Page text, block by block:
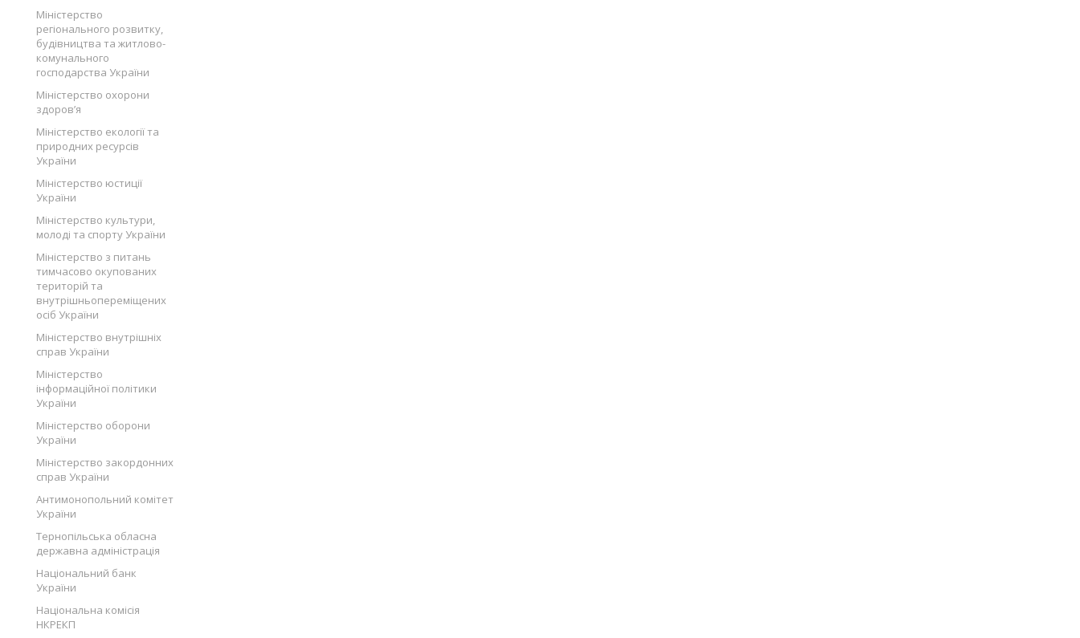
Міністерство
регіонального розвитку,
будівництва та житлово-
комунального
господарства України
Міністерство охорони
здоров’я
Міністерство екології та
природних ресурсів
України
Міністерство юстиції
України
Міністерство культури,
молоді та спорту України
Міністерство з питань
тимчасово окупованих
територій та
внутрішньопереміщених
осіб України
Міністерство внутрішніх
справ України
Міністерство
інформаційної політики
України
Міністерство оборони
України
Міністерство закордонних
справ України
Антимонопольний комітет
України
Тернопільська обласна
державна адміністрація
Національний банк
України
Національна комісія
НКРЕКП